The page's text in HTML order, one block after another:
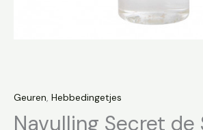
Geuren, Hebbedingetjes
Navulling Secret de